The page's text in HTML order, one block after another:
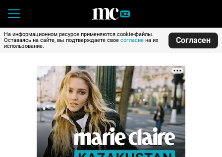
На информационном ресурсе применяются cookie-файлы.
Оставаясь на сайте, вы подтверждаете свое согласие на их
использование.
Согласен